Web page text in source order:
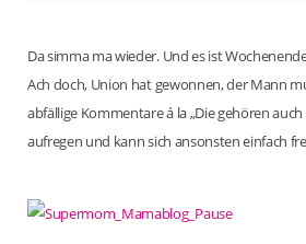
Da simma ma wieder. Und es ist
Ach doch, Union hat gewonnen, der Mann
abfällige Kommentare á la „Die gehören
aufregen und kann sich ansonsten einfach